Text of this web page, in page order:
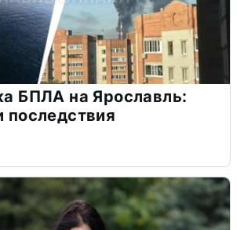
БПЛА на Ярославль:
последствия